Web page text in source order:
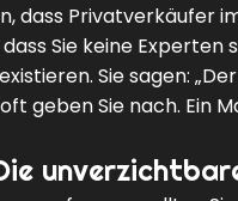
dass Privatverkäufer
Sie keine
Sie sagen:
geben Sie nach. Ein